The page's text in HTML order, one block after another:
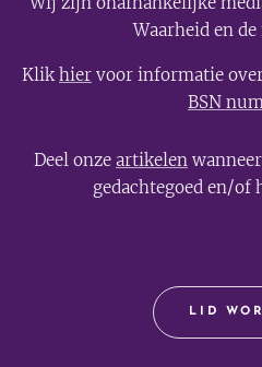
Waarheid en
Klikhier voor informatie
BSN
Deel onze artikelen
gedachtegoed en/of
LID